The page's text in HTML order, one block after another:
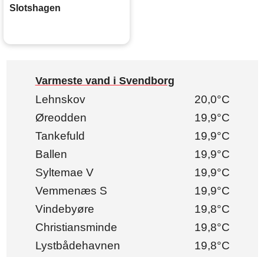
Slotshagen
Varmeste vand i Svendborg
Lehnskov
20,0°C
Øreodden
19,9°C
Tankefuld
19,9°C
Ballen
19,9°C
Syltemae V
19,9°C
Vemmenæs S
19,9°C
Vindebyøre
19,8°C
Christiansminde
19,8°C
Lystbådehavnen
19,8°C